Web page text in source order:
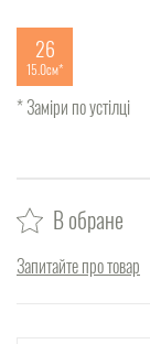
26
15.0см
* Заміри по устілці
В обране
Запитайте про товар